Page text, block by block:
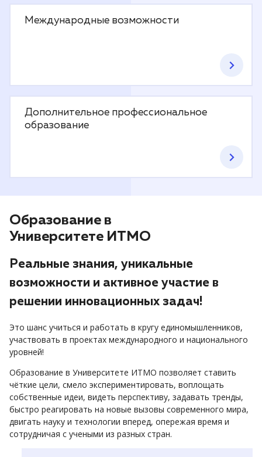
Международные возможности
Дополнительное профессиональное
образование
Образование в
Университете ИТМО
Реальные знания, уникальные
возможности и активное участие в
решении инновационных задач!
Это шанс учиться и работать в кругу единомышленников,
участвовать в проектах международного и национального
уровней!
Образование в Университете ИТМО позволяет ставить
чёткие цели, смело экспериментировать, воплощать
собственные идеи, видеть перспективу, задавать тренды,
быстро реагировать на новые вызовы современного мира,
двигать науку и технологии вперед, опережая время и
сотрудничая с учеными из разных стран.